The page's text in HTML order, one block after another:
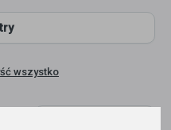
wszystko